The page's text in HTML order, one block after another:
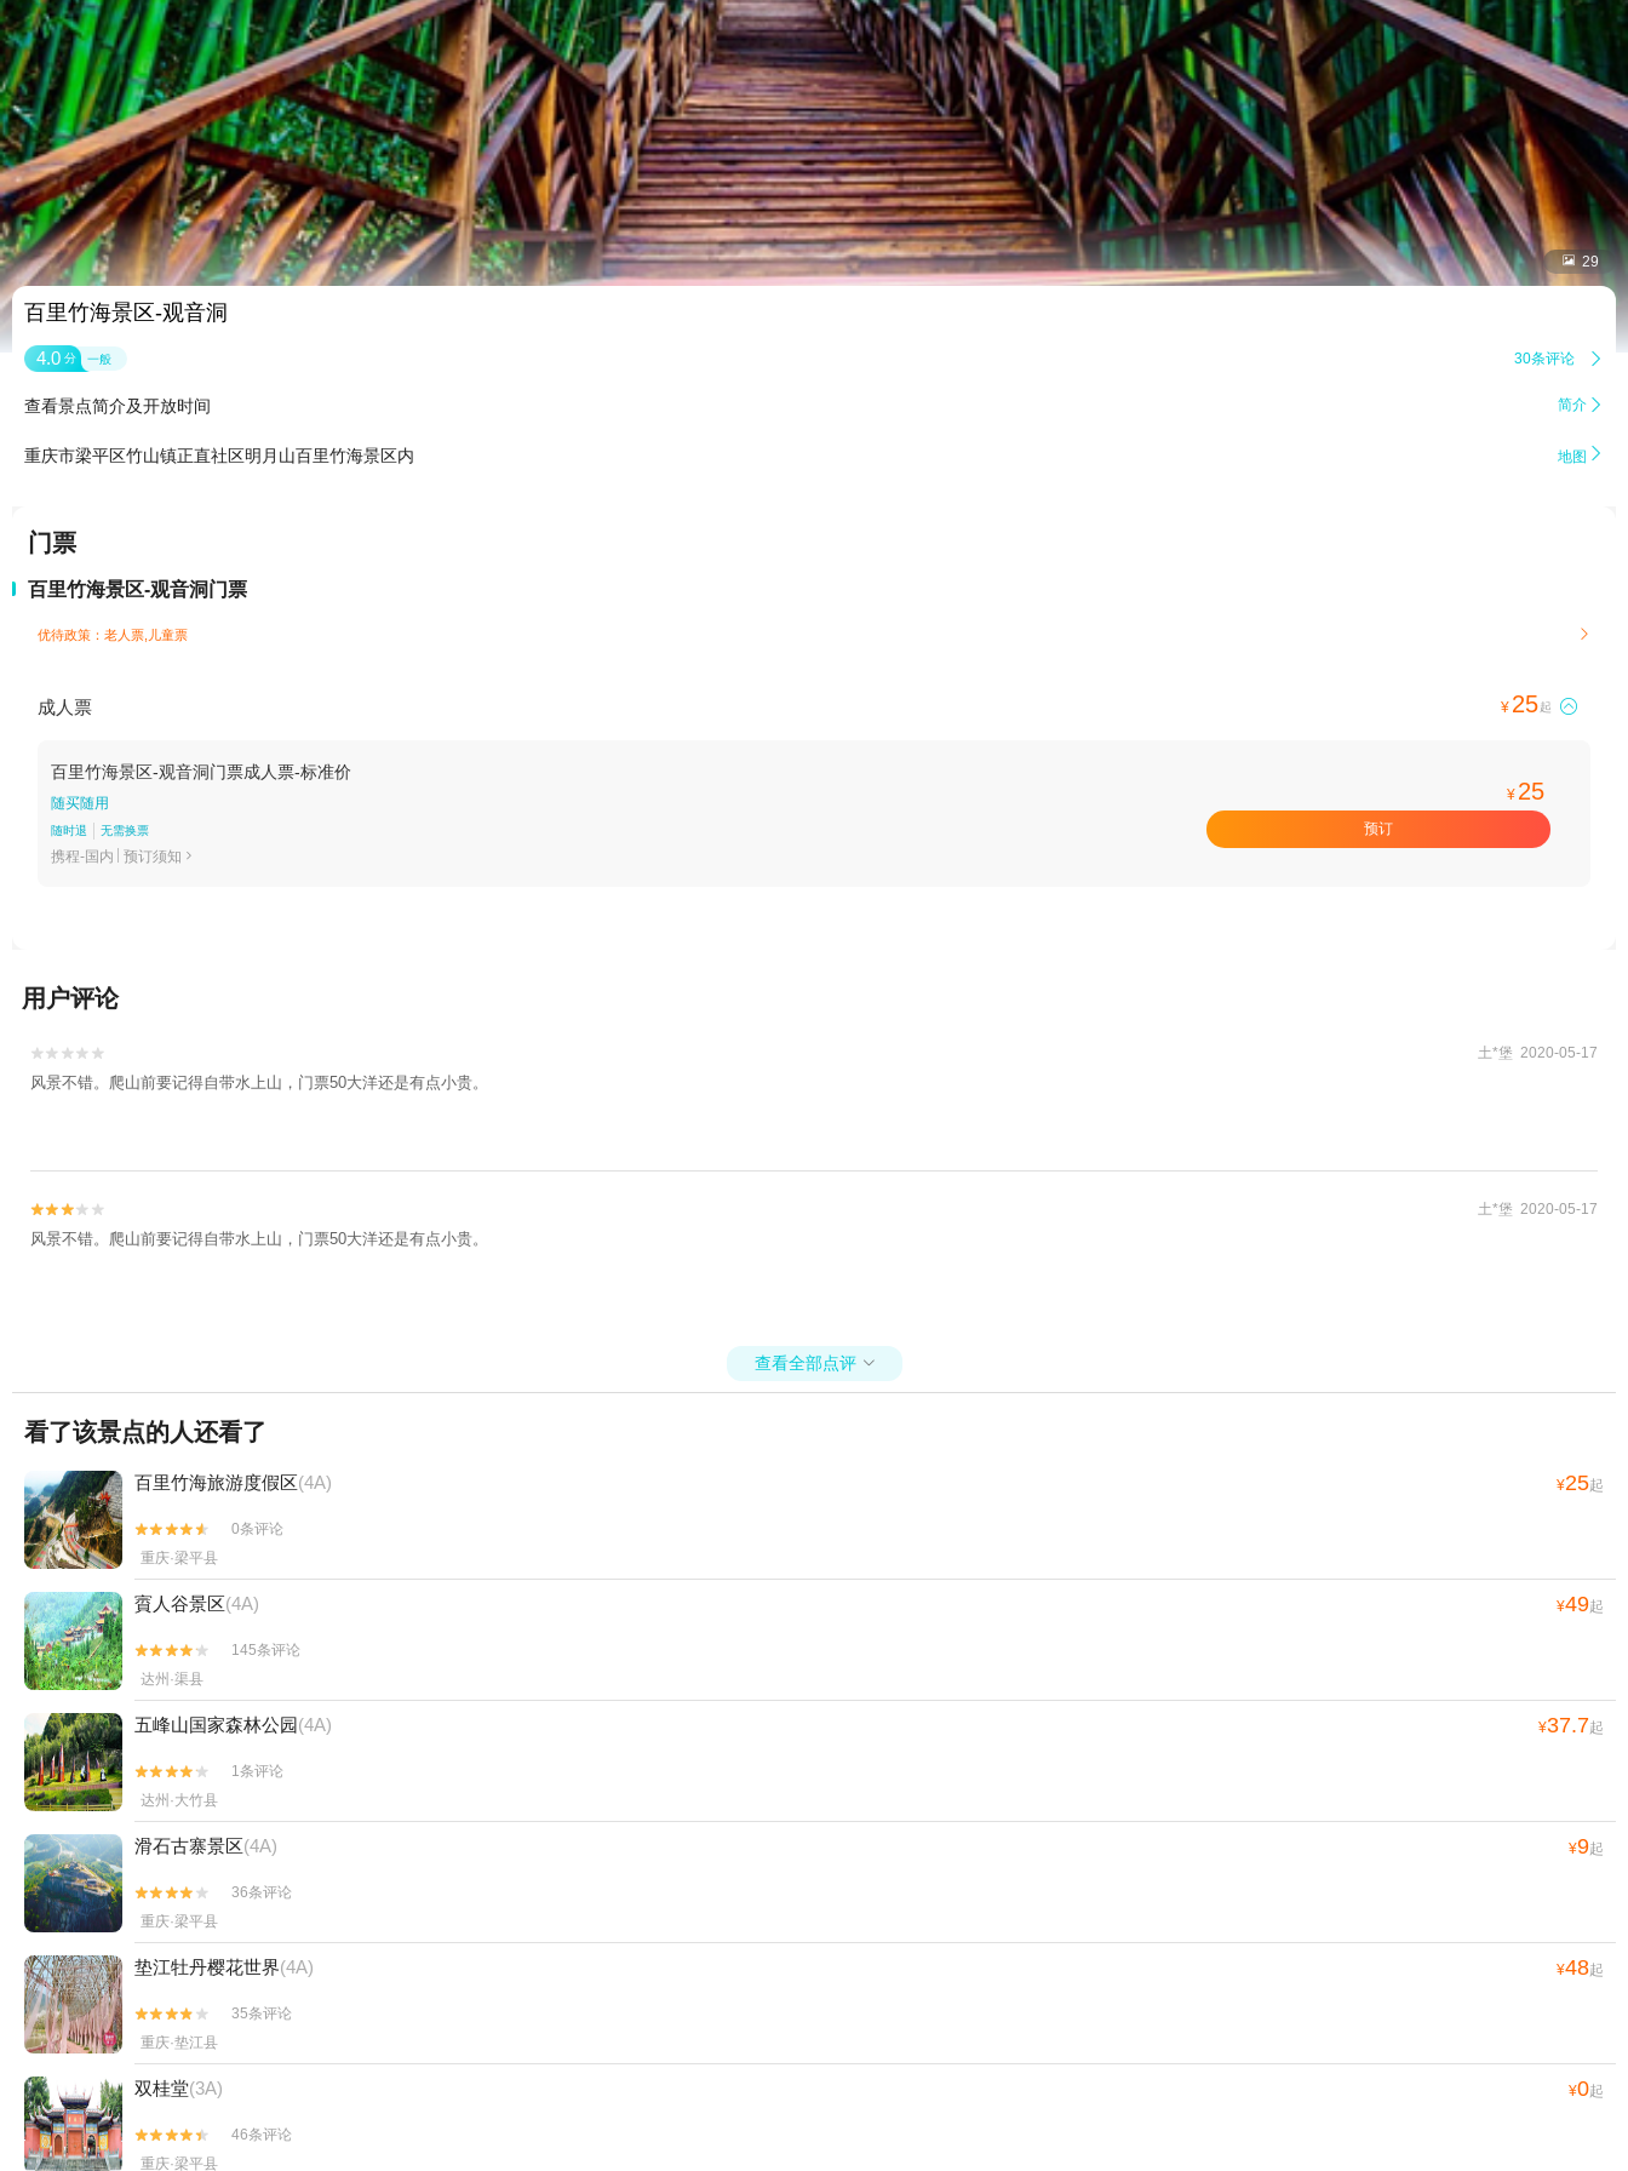
 29
百里竹海景区-观音洞
4.0 分 一般 30条评论 
查看景点简介及开放时间 简介 
重庆市梁平区竹山镇正直社区明月山百里竹海景区内 地图 
门票
百里竹海景区-观音洞门票
优待政策：老人票,儿童票 
成人票 ¥ 25起 
百里竹海景区-观音洞门票成人票-标准价
随买随用
随时退 无需换票
携程-国内 预订须知 
¥ 25
预订
用户评论

 土*堡 2020-05-17
风景不错。爬山前要记得自带水上山，门票50大洋还是有点小贵。

 土*堡 2020-05-17
风景不错。爬山前要记得自带水上山，门票50大洋还是有点小贵。
查看全部点评 
看了该景点的人还看了
百里竹海旅游度假区(4A) ¥25起


0条评论
重庆·梁平县
賨人谷景区(4A) ¥49起


145条评论
达州·渠县
五峰山国家森林公园(4A) ¥37.7起


1条评论
达州·大竹县
滑石古寨景区(4A) ¥9起


36条评论
重庆·梁平县
垫江牡丹樱花世界(4A) ¥48起


35条评论
重庆·垫江县
双桂堂(3A) ¥0起


46条评论
重庆·梁平县